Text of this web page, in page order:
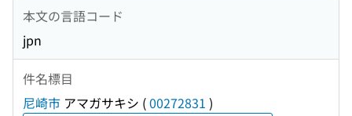
本文の言語コード
jpn
件名標目
尼崎市 アマガサキシ (00272831 )